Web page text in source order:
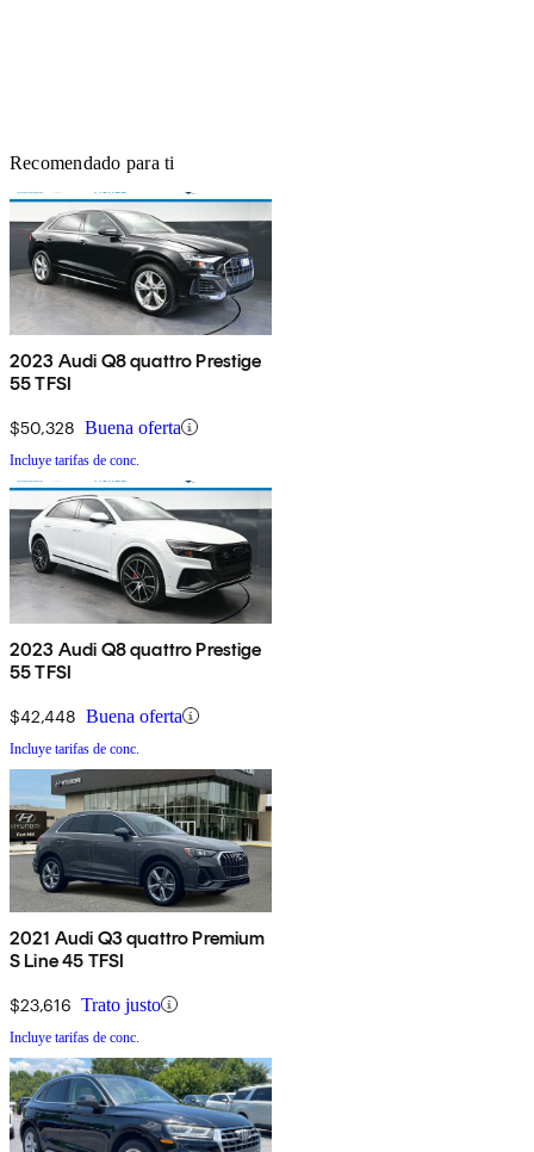
Recomendado para ti
2023 Audi Q8 quattro Prestige
55 TFSI
$50,328 Buena oferta
Incluye tarifas de conc.
2023 Audi Q8 quattro Prestige
55 TFSI
$42,448 Buena oferta
Incluye tarifas de conc.
2021 Audi Q3 quattro Premium
S Line 45 TFSI
$23,616 Trato justo
Incluye tarifas de conc.